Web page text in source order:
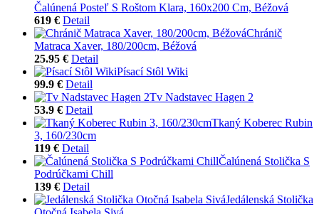
Čalúnená Posteľ S Roštom Klara, 160x200 Cm, Béžová
619 € Detail
Chránič
Matraca Xaver, 180/200cm, Béžová
25.95 € Detail
Písací Stôl Wiki
99.9 € Detail
Tv Nadstavec Hagen 2
53.9 € Detail
Tkaný Koberec Rubin
3, 160/230cm
119 € Detail
Čalúnená Stolička S
Podrúčkami Chill
139 € Detail
Jedálenská Stolička